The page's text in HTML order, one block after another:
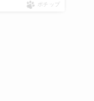
ポチップ